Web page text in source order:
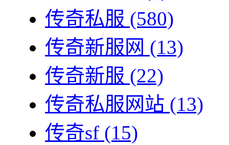
传奇私服 (580)
传奇新服网 (13)
传奇新服 (22)
传奇私服网站 (13)
传奇sf (15)